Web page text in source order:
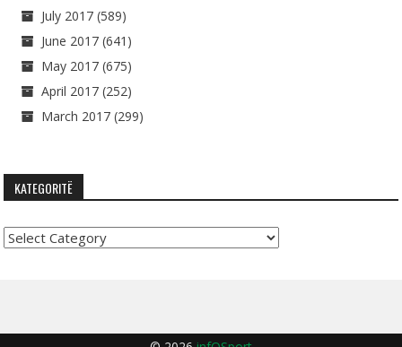
July 2017 (589)
June 2017 (641)
May 2017 (675)
April 2017 (252)
March 2017 (299)
KATEGORITË
Kategoritë